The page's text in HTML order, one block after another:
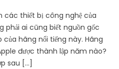
các thiết bị công nghệ của
phải ai cũng biết nguồn gốc
hãng nổi tiếng này. Hãng
được thành lập năm nào?
sau […]